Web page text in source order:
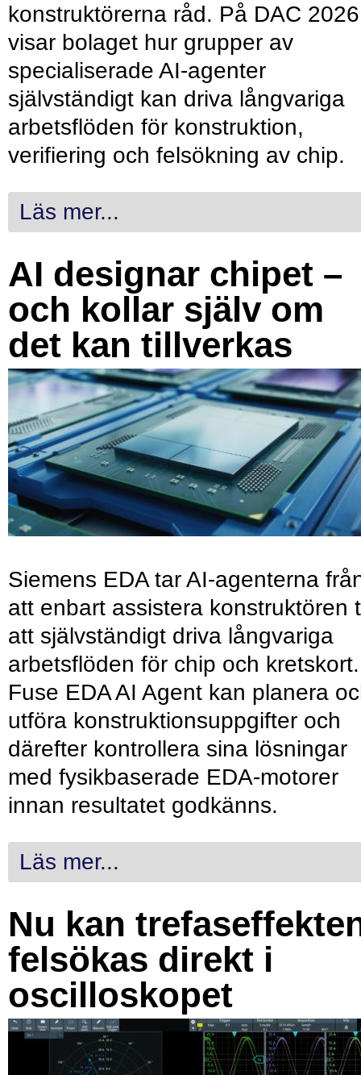
konstruktörerna råd. På DAC 2026
visar bolaget hur grupper av
specialiserade AI-agenter
självständigt kan driva långvariga
arbetsflöden för konstruktion,
verifiering och felsökning av chip.
Läs mer...
AI designar chipet –
och kollar själv om
det kan tillverkas
Siemens EDA tar AI-agenterna
att enbart assistera konstruktören
att självständigt driva långvariga
arbetsflöden för chip och kretskort.
Fuse EDA AI Agent kan planera
utföra konstruktionsuppgifter och
därefter kontrollera sina lösningar
med fysikbaserade EDA-motorer
innan resultatet godkänns.
Läs mer...
Nu kan
felsökas direkt i
oscilloskopet